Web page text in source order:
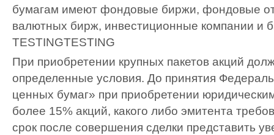
бумагам имеют фондовые биржи, фондовые
валютных бирж, инвестиционные компании и
TESTINGTESTING
При приобретении крупных пакетов акций
определенные условия. До принятия
ценных бумаг» при приобретении
более 15% акций, какого либо эмитента
срок после совершения сделки представить